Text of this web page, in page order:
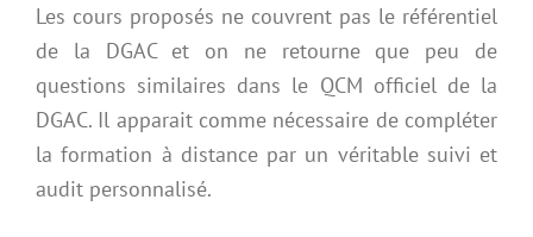
Les cours proposés ne couvrent pas le référentiel
de la DGAC et on ne retourne que peu de
questions similaires dans le QCM officiel de la
DGAC. Il apparait comme nécessaire de compléter
la formation à distance par un véritable suivi et
audit personnalisé.